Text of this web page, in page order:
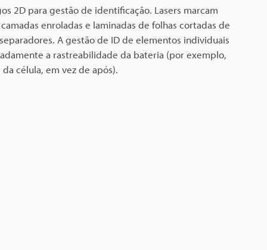
2D para gestão de identificação. Lasers marcam
enroladas e laminadas de folhas cortadas de
A gestão de ID de elementos individuais
a rastreabilidade da bateria (por exemplo,
célula, em vez de após).